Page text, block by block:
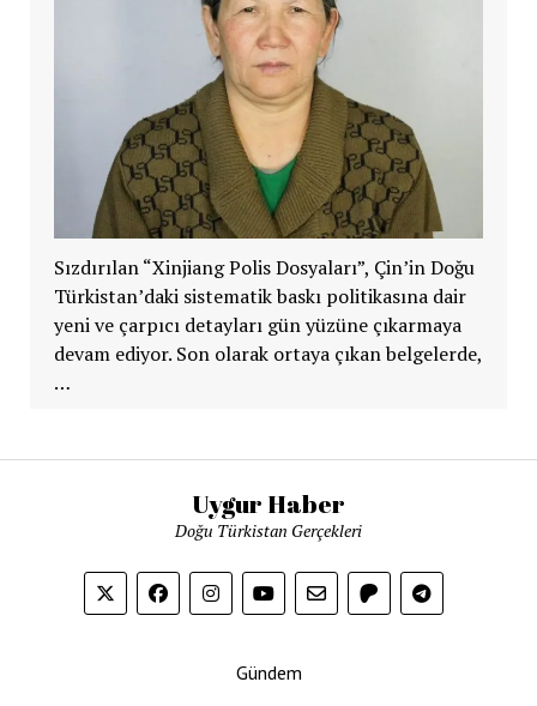
Sızdırılan “Xinjiang Polis Dosyaları”, Çin’in Doğu
Türkistan’daki sistematik baskı politikasına dair
yeni ve çarpıcı detayları gün yüzüne çıkarmaya
devam ediyor. Son olarak ortaya çıkan belgelerde,
…
Uygur Haber
Doğu Türkistan Gerçekleri
Gündem